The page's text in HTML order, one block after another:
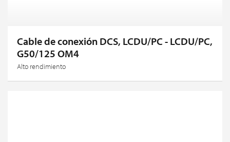
Cable de conexión DCS, LCDU/PC - LCDU/PC,
G50/125 OM4
Alto rendimiento